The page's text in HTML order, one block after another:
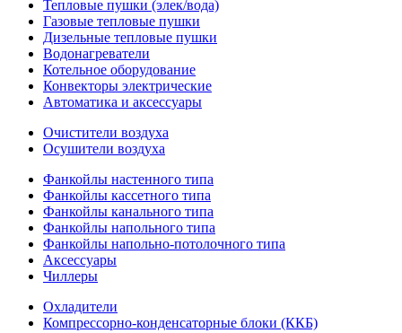
Тепловые пушки (элек/вода)
Газовые тепловые пушки
Дизельные тепловые пушки
Водонагреватели
Котельное оборудование
Конвекторы электрические
Автоматика и аксессуары
Очистители воздуха
Осушители воздуха
Фанкойлы настенного типа
Фанкойлы кассетного типа
Фанкойлы канального типа
Фанкойлы напольного типа
Фанкойлы напольно-потолочного типа
Аксессуары
Чиллеры
Охладители
Компрессорно-конденсаторные блоки (ККБ)